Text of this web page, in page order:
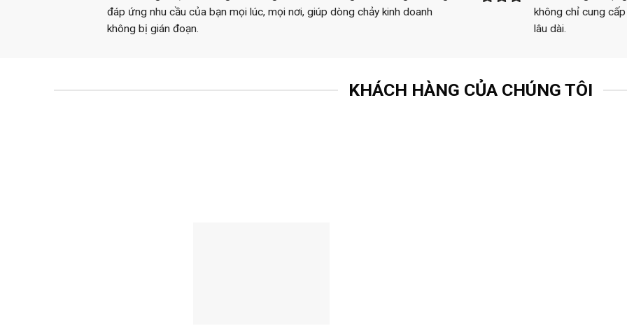
đáp ứng nhu cầu của bạn mọi lúc, mọi nơi, giúp dòng chảy kinh doanh
không bị gián đoạn.
không chỉ cung
lâu dài.
KHÁCH HÀNG CỦA CHÚNG TÔI